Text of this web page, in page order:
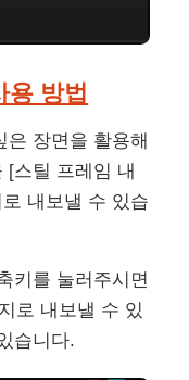
방법
은 장면을 활용해
[스틸 프레임 내
내보낼 수 있습
키를 눌러주시면
로 내보낼 수 있
습니다.